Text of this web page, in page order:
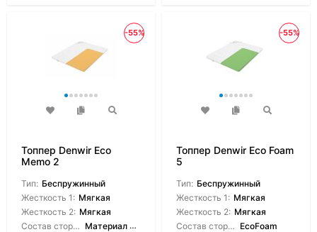
-55%
Топпер Denwir Eco
Memo 2
Тип: Беспружинный
Жесткость 1: Мягкая
Жесткость 2: Мягкая
Состав сторон: Материал с эффектом памяти
-55%
Топпер Denwir Eco Foam
5
Тип: Беспружинный
Жесткость 1: Мягкая
Жесткость 2: Мягкая
Состав сторон: EcoFoam